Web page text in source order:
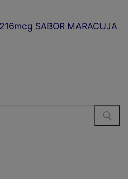
SABOR MARACUJA